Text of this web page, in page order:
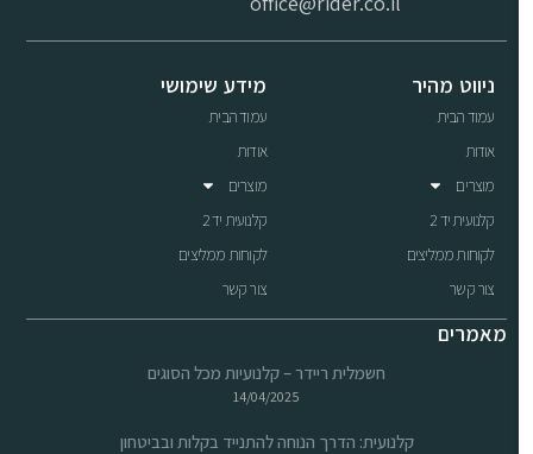
ניווט מהיר
עמוד הבית
אודות
מוצרים
קלנועית יד 2
לקוחות ממליצים
צור קשר
מידע שימושי
עמוד הבית
אודות
מוצרים
קלנועית יד 2
לקוחות ממליצים
צור קשר
מאמרים
חשמלית ריידר – קלנועיות מכל הסוגים
14/04/2025
קלנועית: הדרך הנוחה להתנייד בקלות ובביטחון